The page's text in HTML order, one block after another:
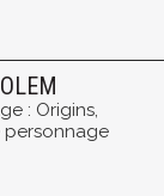
: Origins,
personnage